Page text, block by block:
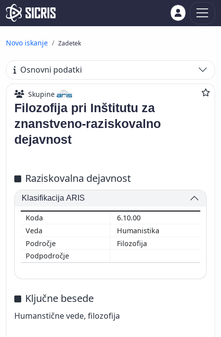
Novo iskanje Zadetek
Osnovni podatki
Skupine
Filozofija pri Inštitutu za
znanstveno-raziskovalno
dejavnost
Raziskovalna dejavnost
Klasifikacija ARIS
6.10.00
Humanistika
Filozofija
Ključne besede
Humanstične vede, filozofija